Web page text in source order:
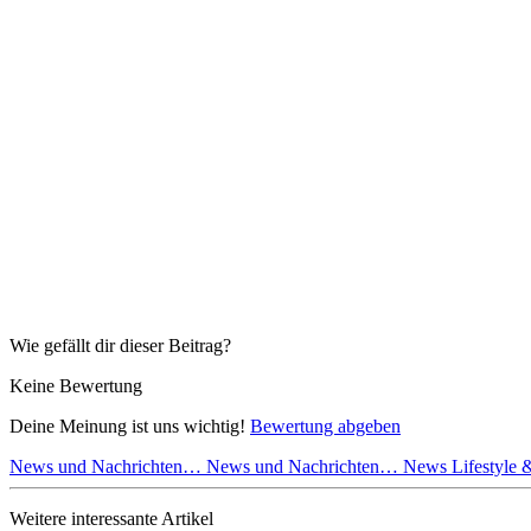
Wie gefällt dir dieser Beitrag?
Keine Bewertung
Deine Meinung ist uns wichtig! Bewertung abgeben
News und Nachrichten… News und Nachrichten… News Lifestyle
Weitere interessante Artikel